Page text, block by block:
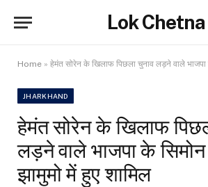
Lok Chetna
Home » हेमंत सोरेन के खिलाफ पिछला चुनाव लड़ने वाले भाजपा के
JHARKHAND
हेमंत सोरेन के खिलाफ
लड़ने वाले भाजपा के सिमोन
झामुमो में हुए शामिल